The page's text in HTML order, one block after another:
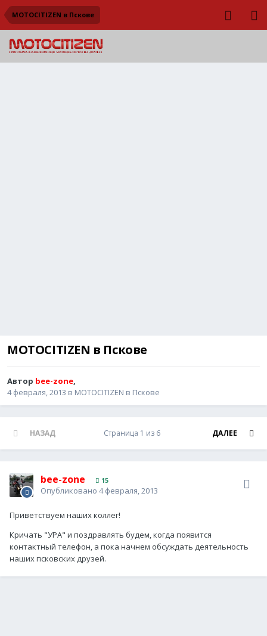
MOTOCITIZEN в Пскове
MOTOCITIZEN в Пскове
Автор bee-zone,
4 февраля, 2013 в MOTOCITIZEN в Пскове
НАЗАД ДАЛЕЕ
Страница 1 из 6
bee-zone 15
Опубликовано 4 февраля, 2013
Приветствуем наших коллег!
Кричать "УРА" и поздравлять будем, когда появится
контактный телефон, а пока начнем обсуждать деятельность
наших псковских друзей.